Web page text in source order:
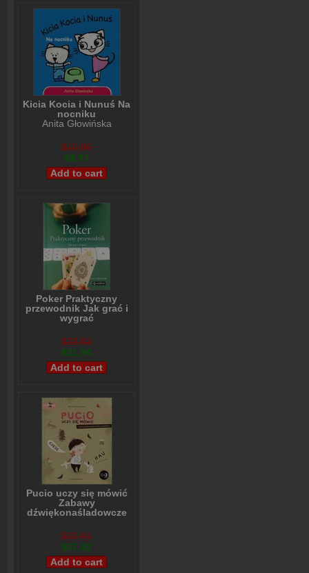
Kicia Kocia i Nunuś Na
nocniku
Anita Głowińska
$10,96
$9,97
Poker Praktyczny
przewodnik Jak grać i
wygrać
$23,93
$21,94
Pucio uczy się mówić
Zabawy
dźwiękonaśladowcze
Marta Galewska-Kustra
$32,81
$27,92